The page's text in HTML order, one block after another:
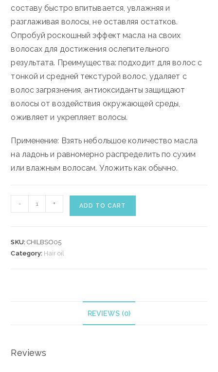
составу быстро впитывается, увлажняя и
разглаживая волосы, не оставляя остатков.
Опробуй роскошный эффект масла на своих
волосах для достижения ослепительного
результата. Преимущества: подходит для волос с
тонкой и средней текстурой волос, удаляет с
волос загрязнения, антиоксиданты защищают
волосы от воздействия окружающей среды,
оживляет и укрепляет волосы.
Применение: Взять небольшое количество масла
на ладонь и равномерно распределить по сухим
или влажным волосам. Уложить как обычно.
LUXURY
- + ADD TO CART
SKU: CHILBSO05
Category: Hair oil
REVIEWS (0)
Reviews